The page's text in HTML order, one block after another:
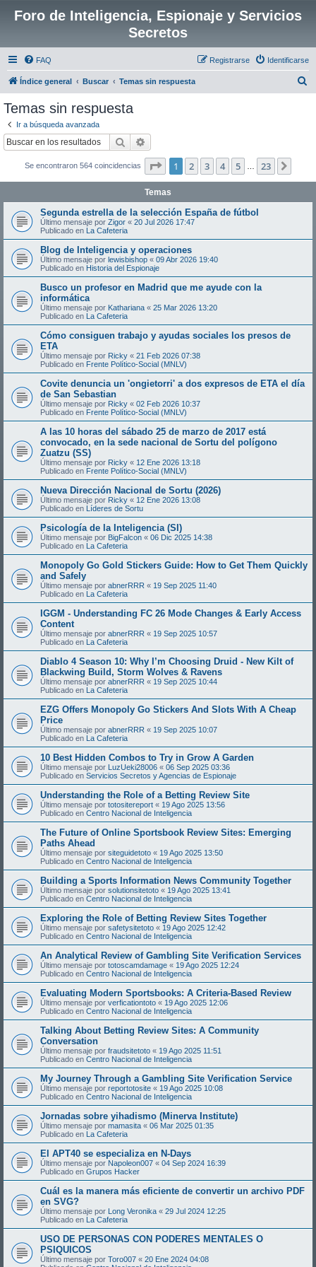
Foro de Inteligencia, Espionaje y Servicios
Secretos
FAQ Identificarse
Registrarse
Índice general Buscar Temas sin respuesta
Temas sin respuesta
Ir a búsqueda avanzada
Buscar
Se encontraron 564 coincidencias Página de 23
1 2 3 4 5 23
Temas
Segunda estrella de la selección España de fútbol
Último mensaje por Zigor « 20 Jul 2026 17:47
Publicado en La Cafeteria
Blog de Inteligencia y operaciones
Último mensaje por lewisbishop « 09 Abr 2026 19:40
Publicado en Historia del Espionaje
Busco un profesor en Madrid que me ayude con la
informática
Último mensaje por Kathariana « 25 Mar 2026 13:20
Publicado en La Cafeteria
Cómo consiguen trabajo y ayudas sociales los presos de
ETA
Último mensaje por Ricky « 21 Feb 2026 07:38
Publicado en Frente Político-Social (MNLV)
Covite denuncia un 'ongietorri' a dos expresos de ETA el día
de San Sebastian
Último mensaje por Ricky « 02 Feb 2026 10:37
Publicado en Frente Político-Social (MNLV)
A las 10 horas del sábado 25 de marzo de 2017 está
convocado, en la sede nacional de Sortu del polígono
Zuatzu (SS)
Último mensaje por Ricky « 12 Ene 2026 13:18
Publicado en Frente Político-Social (MNLV)
Nueva Dirección Nacional de Sortu (2026)
Último mensaje por Ricky « 12 Ene 2026 13:08
Publicado en Líderes de Sortu
Psicología de la Inteligencia (SI)
Último mensaje por BigFalcon « 06 Dic 2025 14:38
Publicado en La Cafeteria
Monopoly Go Gold Stickers Guide: How to Get Them Quickly
and Safely
Último mensaje por abnerRRR « 19 Sep 2025 11:40
Publicado en La Cafeteria
IGGM - Understanding FC 26 Mode Changes & Early Access
Content
Último mensaje por abnerRRR « 19 Sep 2025 10:57
Publicado en La Cafeteria
Diablo 4 Season 10: Why I’m Choosing Druid - New Kilt of
Blackwing Build, Storm Wolves & Ravens
Último mensaje por abnerRRR « 19 Sep 2025 10:44
Publicado en La Cafeteria
EZG Offers Monopoly Go Stickers And Slots With A Cheap
Price
Último mensaje por abnerRRR « 19 Sep 2025 10:07
Publicado en La Cafeteria
10 Best Hidden Combos to Try in Grow A Garden
Último mensaje por LuzUeki28006 « 06 Sep 2025 03:36
Publicado en Servicios Secretos y Agencias de Espionaje
Understanding the Role of a Betting Review Site
Último mensaje por totositereport « 19 Ago 2025 13:56
Publicado en Centro Nacional de Inteligencia
The Future of Online Sportsbook Review Sites: Emerging
Paths Ahead
Último mensaje por siteguidetoto « 19 Ago 2025 13:50
Publicado en Centro Nacional de Inteligencia
Building a Sports Information News Community Together
Último mensaje por solutionsitetoto « 19 Ago 2025 13:41
Publicado en Centro Nacional de Inteligencia
Exploring the Role of Betting Review Sites Together
Último mensaje por safetysitetoto « 19 Ago 2025 12:42
Publicado en Centro Nacional de Inteligencia
An Analytical Review of Gambling Site Verification Services
Último mensaje por totoscamdamage « 19 Ago 2025 12:24
Publicado en Centro Nacional de Inteligencia
Evaluating Modern Sportsbooks: A Criteria-Based Review
Último mensaje por verficationtoto « 19 Ago 2025 12:06
Publicado en Centro Nacional de Inteligencia
Talking About Betting Review Sites: A Community
Conversation
Último mensaje por fraudsitetoto « 19 Ago 2025 11:51
Publicado en Centro Nacional de Inteligencia
My Journey Through a Gambling Site Verification Service
Último mensaje por reportotosite « 19 Ago 2025 10:08
Publicado en Centro Nacional de Inteligencia
Jornadas sobre yihadismo (Minerva Institute)
Último mensaje por mamasita « 06 Mar 2025 01:35
Publicado en La Cafeteria
El APT40 se especializa en N-Days
Último mensaje por Napoleon007 « 04 Sep 2024 16:39
Publicado en Grupos Hacker
Cuál es la manera más eficiente de convertir un archivo PDF
en SVG?
Último mensaje por Long Veronika « 29 Jul 2024 12:25
Publicado en La Cafeteria
USO DE PERSONAS CON PODERES MENTALES O
PSIQUICOS
Último mensaje por Toro007 « 20 Ene 2024 04:08